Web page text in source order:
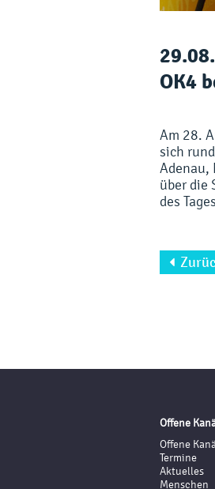
OK4
Am 28.
sich
Adenau,
über die
des

Offene
Offene
Termine
Aktuelles
Menschen